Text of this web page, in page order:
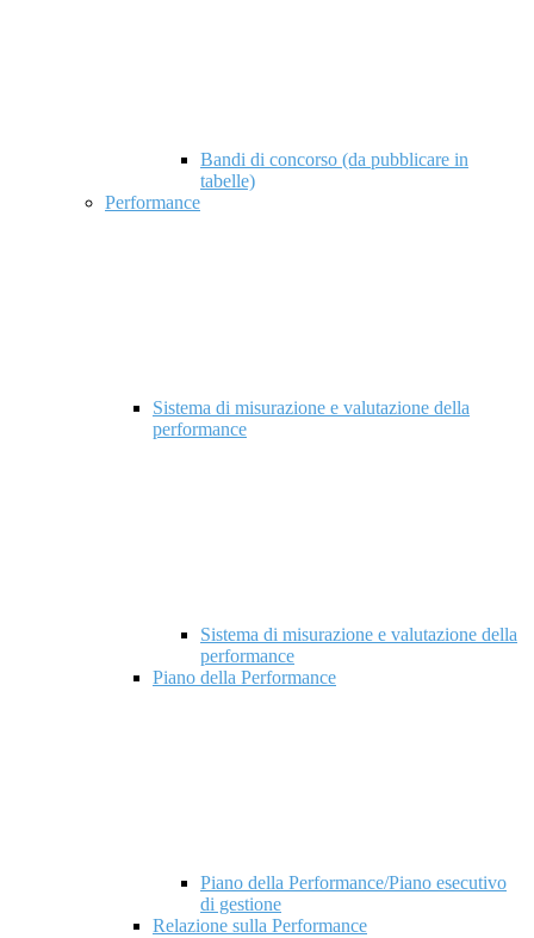
Bandi di concorso (da pubblicare in
tabelle)
Performance
Sistema di misurazione e valutazione della
performance
Sistema di misurazione e valutazione della
performance
Piano della Performance
Piano della Performance/Piano esecutivo
di gestione
Relazione sulla Performance